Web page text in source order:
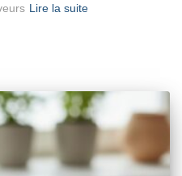
Lire la suite